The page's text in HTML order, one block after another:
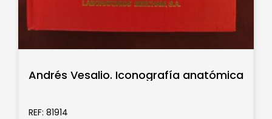
Andrés Vesalio. Iconografía anatómica
REF: 81914